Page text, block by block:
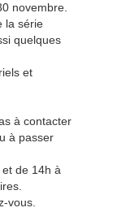
novembre.
la série
quelques
et
à contacter
à passer
de 14h à
vous.